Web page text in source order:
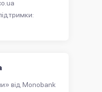
від Monobank